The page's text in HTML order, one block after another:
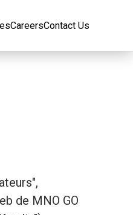
CareersContact Us
de MNO GO